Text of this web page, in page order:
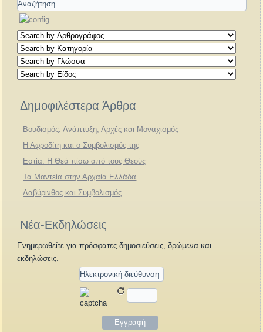
Δημοφιλέστερα Άρθρα
Βουδισμός: Ανάπτυξη, Αρχές και Μοναχισμός
Η Αφροδίτη και ο Συμβολισμός της
Εστία: Η Θεά πίσω από τους Θεούς
Τα Μαντεία στην Αρχαία Ελλάδα
Λαβύρινθος και Συμβολισμός
Νέα-Εκδηλώσεις
Ενημερωθείτε για πρόσφατες δημοσιεύσεις, δρώμενα και
εκδηλώσεις.